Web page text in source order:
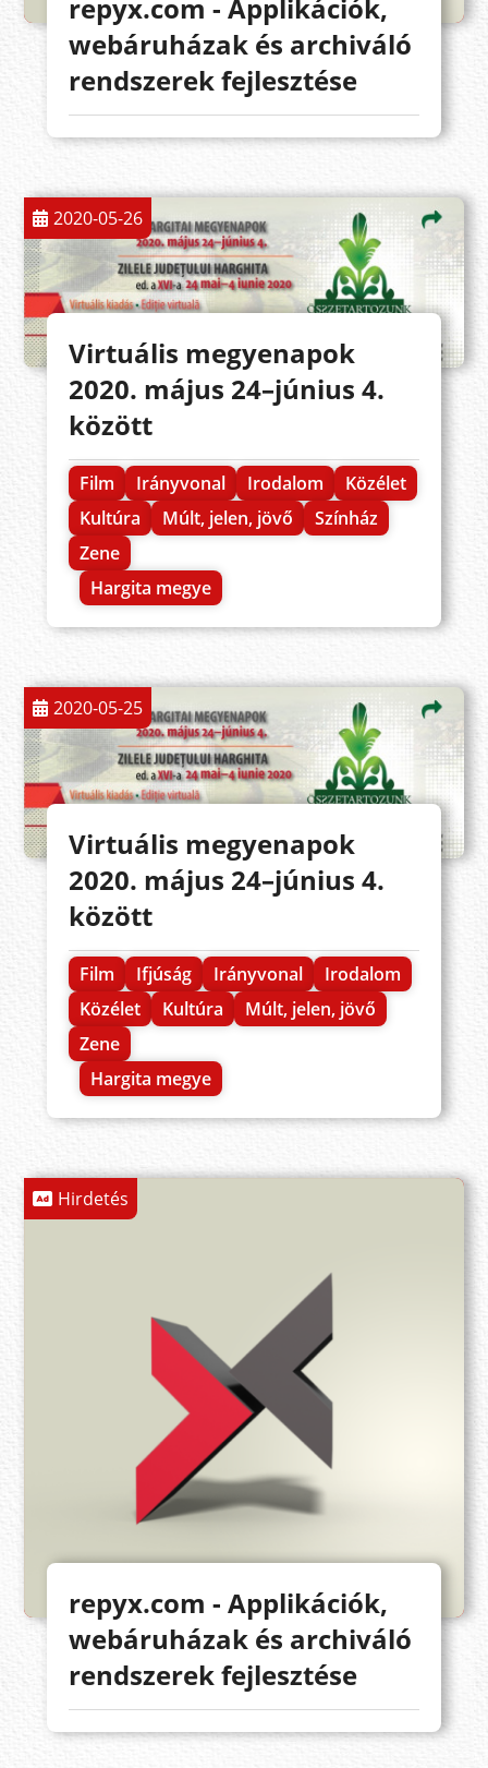
repyx.com - Applikációk,
webáruházak és archiváló
rendszerek fejlesztése
2020-05-26
Virtuális megyenapok
2020. május 24–június 4.
között
Film Irányvonal Irodalom
Közélet
Kultúra
Múlt, jelen, jövő
Színház
Zene
Hargita megye
2020-05-25
Virtuális megyenapok
2020. május 24–június 4.
között
Film Ifjúság Irányvonal
Irodalom
Közélet
Kultúra
Múlt, jelen, jövő
Zene
Hargita megye
Hirdetés
repyx.com - Applikációk,
webáruházak és archiváló
rendszerek fejlesztése